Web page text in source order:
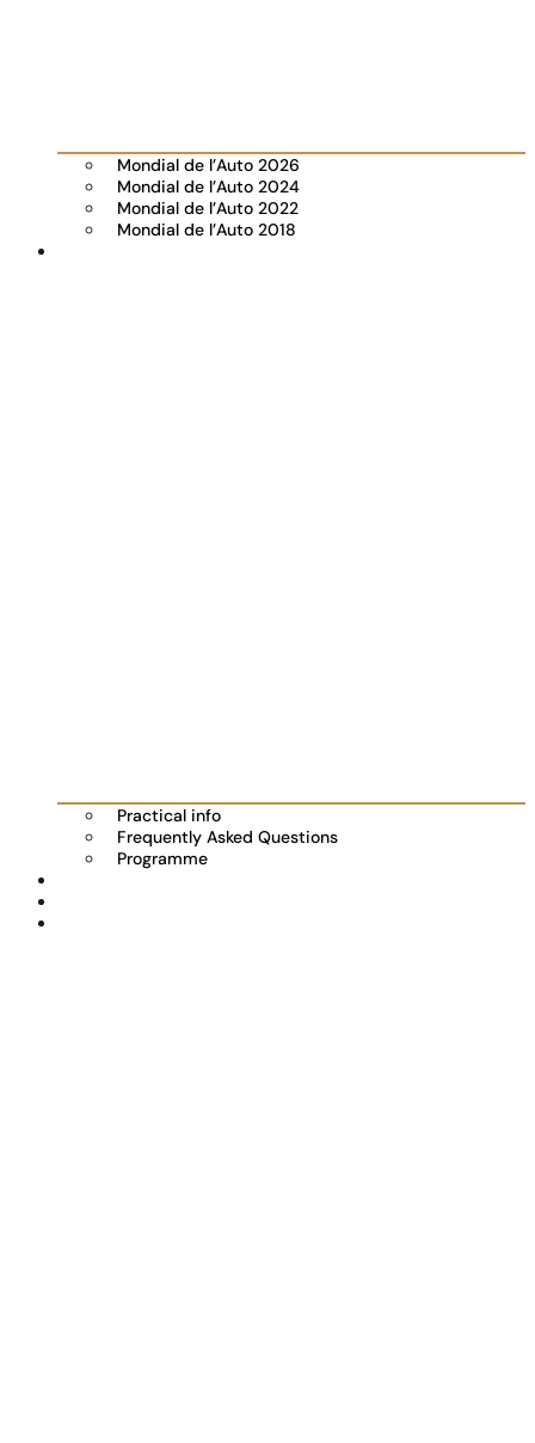
Mondial de l’Auto 2026
Mondial de l’Auto 2024
Mondial de l’Auto 2022
Mondial de l’Auto 2018
Practical info
Frequently Asked Questions
Programme